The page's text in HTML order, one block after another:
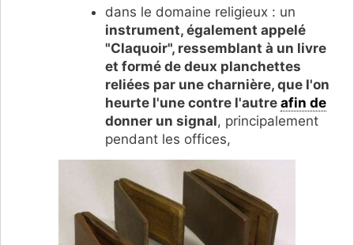
dans le domaine religieux : un
instrument, également appelé
"Claquoir", ressemblant à un livre
et formé de deux planchettes
reliées par une charnière, que l'on
heurte l'une contre l'autre afin de
donner un signal, principalement
pendant les offices,